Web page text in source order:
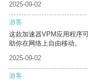
2025-09-02
游客
这款加速器VPM应用程序
助你在网络上自由移动。
2025-09-02
游客